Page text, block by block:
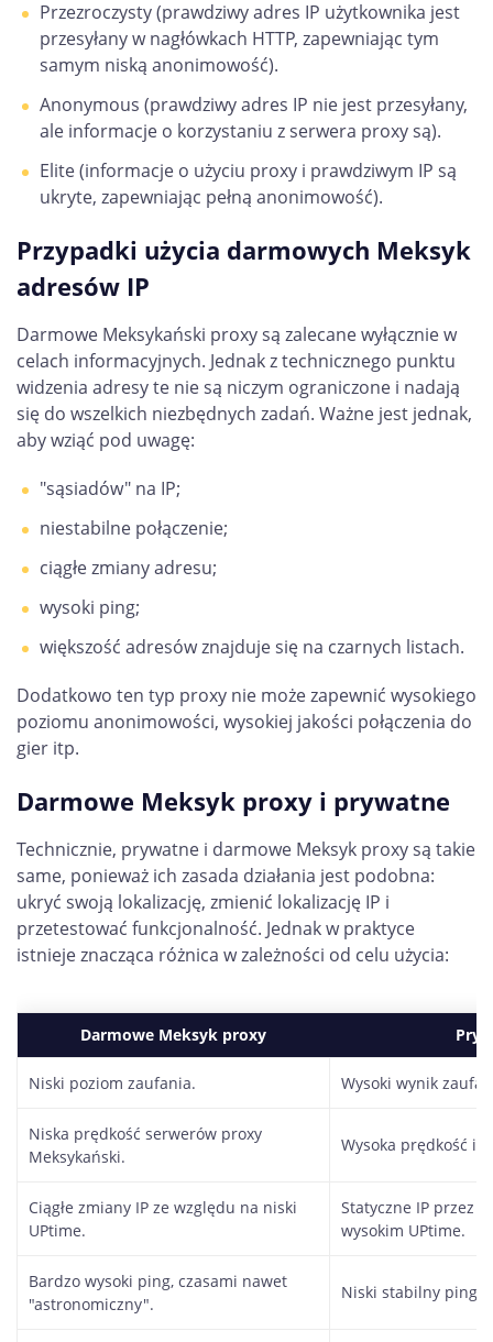
Przezroczysty (prawdziwy adres IP użytkownika jest
przesyłany w nagłówkach HTTP, zapewniając tym
samym niską anonimowość).
Anonymous (prawdziwy adres IP nie jest przesyłany,
ale informacje o korzystaniu z serwera proxy są).
Elite (informacje o użyciu proxy i prawdziwym IP są
ukryte, zapewniając pełną anonimowość).
Przypadki użycia darmowych Meksyk
adresów IP
Darmowe Meksykański proxy są zalecane wyłącznie w
celach informacyjnych. Jednak z technicznego punktu
widzenia adresy te nie są niczym ograniczone i nadają
się do wszelkich niezbędnych zadań. Ważne jest jednak,
aby wziąć pod uwagę:
"sąsiadów" na IP;
niestabilne połączenie;
ciągłe zmiany adresu;
wysoki ping;
większość adresów znajduje się na czarnych listach.
Dodatkowo ten typ proxy nie może zapewnić wysokiego
poziomu anonimowości, wysokiej jakości połączenia do
gier itp.
Darmowe Meksyk proxy i prywatne
Technicznie, prywatne i darmowe Meksyk proxy są takie
same, ponieważ ich zasada działania jest podobna:
ukryć swoją lokalizację, zmienić lokalizację IP i
przetestować funkcjonalność. Jednak w praktyce
istnieje znacząca różnica w zależności od celu użycia:
Darmowe Meksyk proxy
Niski poziom zaufania. Wysoki wynik
Niska prędkość serwerów proxy
Meksykański.
Wysoka prędkość i
Ciągłe zmiany IP ze względu na niski
UPtime.
Statyczne IP przez
wysokim UPtime.
Bardzo wysoki ping, czasami nawet
"astronomiczny".
Niski stabilny ping.